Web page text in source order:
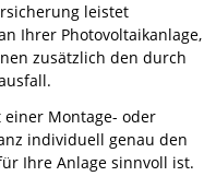
leistet
Ihrer Photovoltaikanlage,
zusätzlich den durch
Montage- oder
individuell genau den
Ihre Anlage sinnvoll ist.